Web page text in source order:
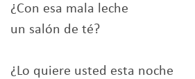
¿Con esa mala leche
un salón de té?
¿Lo quiere usted esta noche